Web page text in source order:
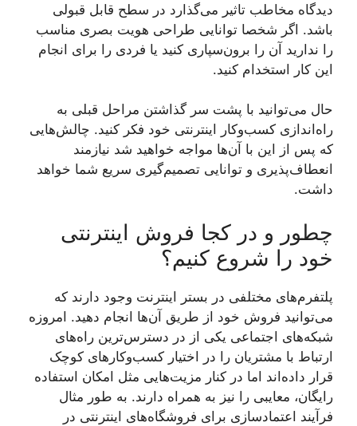
دیدگاه مخاطب تاثیر می‌‌گذارد در سطح قابل قبولی
باشد. اگر شخصا توانایی طراحی هویت بصری مناسب
را ندارید آن را برون‌سپاری کنید یا فردی را برای انجام
این کار استخدام کنید.
حال می‌توانید با پشت سر گذاشتن مراحل قبلی به
راه‌اندازی کسب‌وکار اینترنتی خود فکر کنید. چالش‌هایی
که پس از این با آن‌ها مواجه خواهید شد نیازمند
انعطاف‌پذیری و توانایی تصمیم‌گیری سریع شما خواهد
داشت.
چطور و در کجا فروش اینترنتی
خود را شروع کنیم؟
پلتفرم‌های مختلفی در بستر اینترنت وجود دارند که
می‌توانید فروش خود از طریق آن‌ها انجام دهید. امروزه
شبکه‌های اجتماعی یکی از در دسترس‌ترین راه‌های
ارتباط با مشتریان را در اختیار کسب‌وکارهای کوچک
قرار داده‌اند اما در کنار مزیت‌هایی مثل امکان استفاده
رایگان، معایبی را نیز به همراه دارند. به طور مثال
فرآیند اعتمادسازی برای فروشگاه‌های اینترنتی در